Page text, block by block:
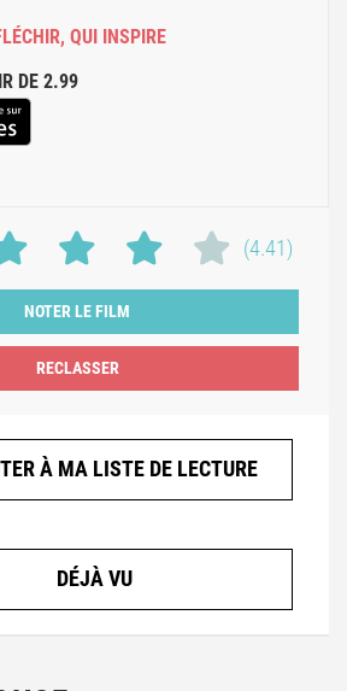
, QUI INSPIRE
DE 2.99
(4.41)
NOTER LE FILM
À MA LISTE DE LECTURE
DÉJÀ VU